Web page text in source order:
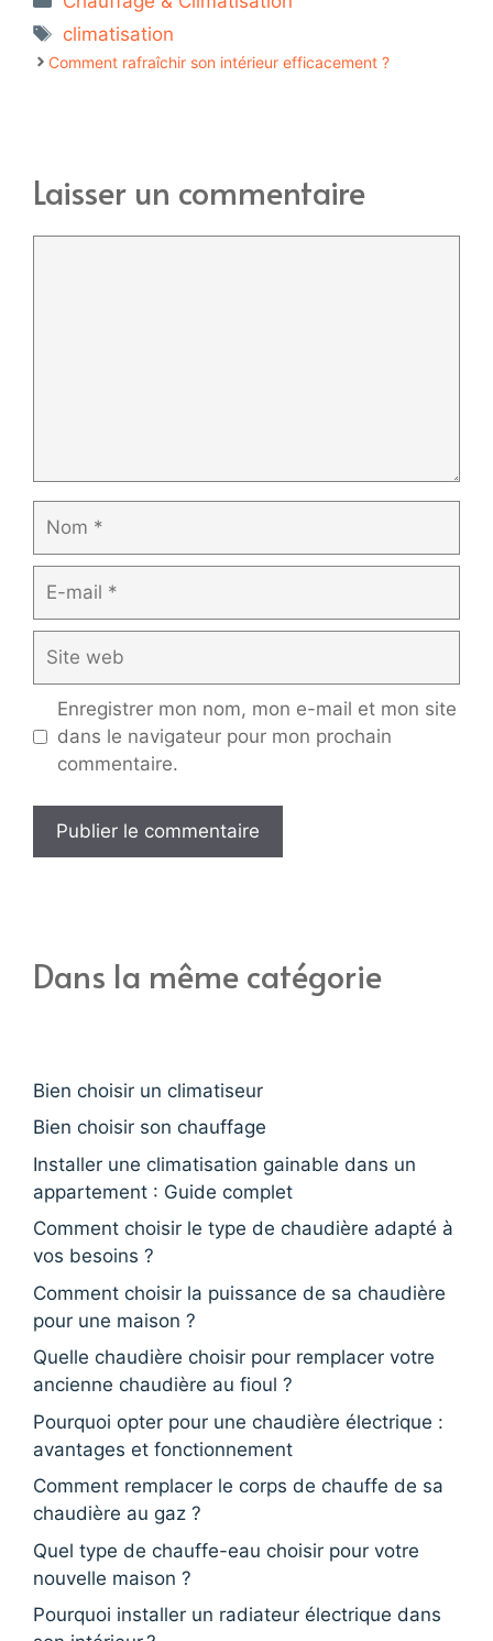
Étiquettes
climatisation
Comment rafraîchir son intérieur efficacement ?
Laisser un commentaire
mail
web
Enregistrer mon nom, mon e-mail et mon site
dans le navigateur pour mon prochain
commentaire.
Dans la même catégorie
Bien choisir un climatiseur
Bien choisir son chauffage
Installer une climatisation gainable dans un
appartement : Guide complet
Comment choisir le type de chaudière adapté à
vos besoins ?
Comment choisir la puissance de sa chaudière
pour une maison ?
Quelle chaudière choisir pour remplacer votre
ancienne chaudière au fioul ?
Pourquoi opter pour une chaudière électrique :
avantages et fonctionnement
Comment remplacer le corps de chauffe de sa
chaudière au gaz ?
Quel type de chauffe-eau choisir pour votre
nouvelle maison ?
Pourquoi installer un radiateur électrique dans